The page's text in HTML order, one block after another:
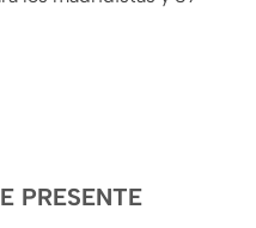
PRESENTE